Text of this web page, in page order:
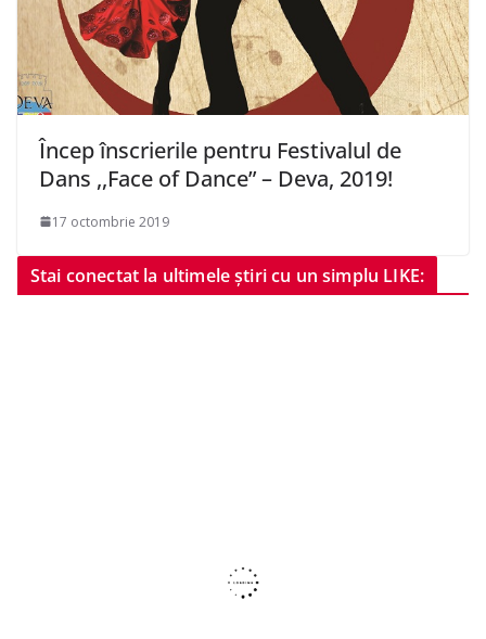
Încep înscrierile pentru Festivalul de
Dans ,,Face of Dance” – Deva, 2019!
17 octombrie 2019
Stai conectat la ultimele știri cu un simplu LIKE: